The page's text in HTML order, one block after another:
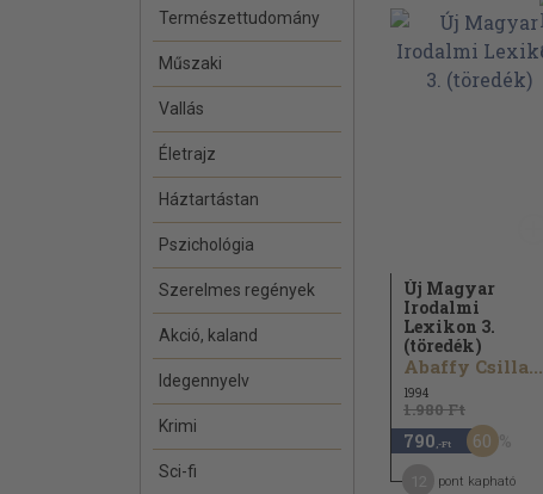
Természettudomány
Műszaki
Vallás
Életrajz
Háztartástan
Pszichológia
Szerelmes regények
Akció, kaland
Idegennyelv
Krimi
Sci-fi
Új Magyar
Irodalmi
Lexikon 3.
(töredék)
Abaffy Csilla...
1994
1.980 Ft
790 ,-Ft 60
pont kapható